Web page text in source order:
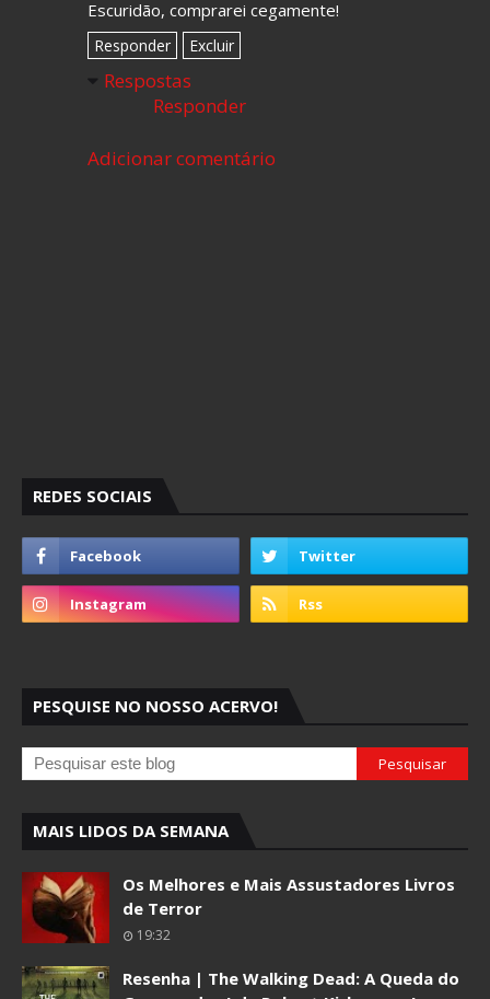
Escuridão, comprarei cegamente!
Responder Excluir
Respostas
Responder
Adicionar comentário
REDES SOCIAIS
PESQUISE NO NOSSO ACERVO!
MAIS LIDOS DA SEMANA
Os Melhores e Mais Assustadores Livros
de Terror
19:32
Resenha | The Walking Dead: A Queda do